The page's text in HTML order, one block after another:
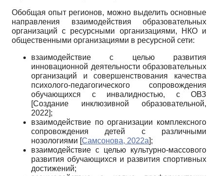
Обобщая опыт регионов, можно выделить основные
направления взаимодействия образовательных
организаций с ресурсными организациями, НКО и
общественными организациями в ресурсной сети:
взаимодействие с целью развития
инновационной деятельности образовательных
организаций и совершенствования качества
психолого-педагогического сопровождения
обучающихся с инвалидностью, с ОВЗ
[Создание инклюзивной образовательной,
2022];
взаимодействие по организации комплексного
сопровождения детей с различными
нозологиями [Самсонова, 2022а];
взаимодействие с целью культурно-массового
развития обучающихся и развития спортивных
достижений;